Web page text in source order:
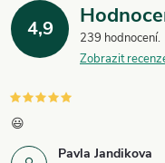
4,9
239 hodnocení
Zobrazit
Pavla Jandikova
😃